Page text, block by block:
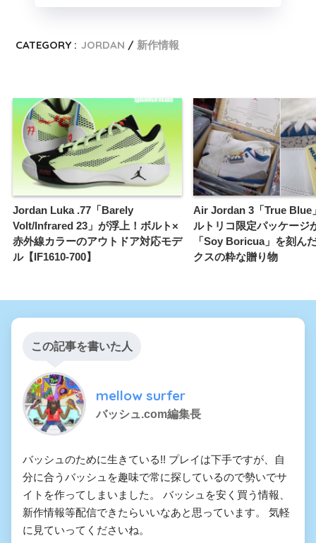
CATEGORY : JORDAN 新作情報
Jordan Luka .77「Barely
Volt/Infrared 23」が浮上！ボルト×
赤外線カラーのアウトドア対応モデ
ル【IF1610-700】
Air Jordan 3「True Blue
ルトリコ限定パッケージ
「Soy Boricua」を刻ん
クスの粋な贈り物
この記事を書いた人
mellow surfer
バッシュ.com編集長
バッシュのために生きている!! プレイは下手ですが、自
分に合うバッシュを趣味で常に探しているので勢いでサ
イトを作ってしまいました。 バッシュを安く買う情報、
新作情報等配信できたらいいなあと思っています。 気軽
に見ていってくださいね。